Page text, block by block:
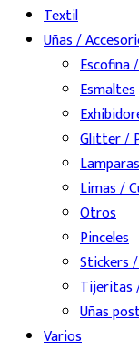
Textil
Uñas /
Escofina
Esmaltes
Glitter /
Lamparas
Limas /
Otros
Pinceles
Stickers
Tijeritas
Uñas
Varios